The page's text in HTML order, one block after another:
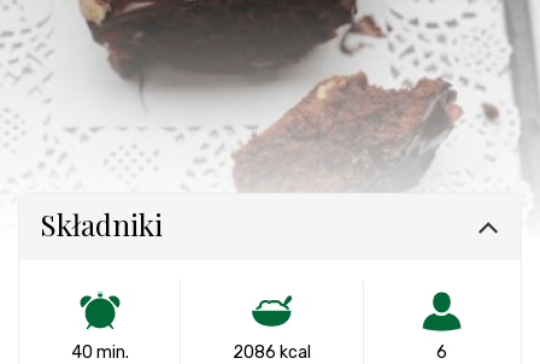
Składniki
40 min. 2086 kcal 6